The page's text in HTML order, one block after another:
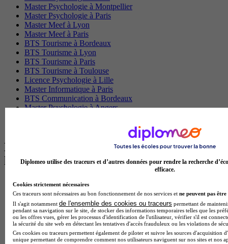
Master Psychologie à Montpellier
Master Psychologie à Paris
Master Meef à Lyon
Master Meef à Paris
BTS Tourisme à Bordeaux
BTS Tourisme à Lyon
BTS Tourisme à Paris
BTS Tourisme à Toulouse
Licence Psychologie à Lille
Master Informatique à Paris
BTS Communication à Bordeaux
Master Psychologie à Angers
Les intitulés de diplôme par alternance
les plus recherchés
BTS Esf en alternance
BTS Dietetique en alternance
BTS Mco en alternance
BTS Pi en alternance
BTS Sp3s en alternance
Master CCA en alternance
BTS Ndrc en alternance
Diplomeo utilise des traceurs et d’autres données pour rendre la recherche
efficace.
Cookies strictement nécessaires
Ces traceurs sont nécessaires au bon fonctionnement de nos services et ne peuvent pas être
Il s'agit notamment de l'ensemble des cookies ou traceurs permettant de
pendant sa navigation sur le site, de stocker des informations temporaires telles que les
ou les offres vues, gérer les processus d'identification de l'utilisateur, vérifier s'il est
la sécurité du site web en détectant les tentatives d'accès frauduleux ou les violations de
Ces cookies ou traceurs permettent également de piloter et suivre les sources d'acquisition
unique permettant de comprendre comment nos utilisateurs naviguent sur nos sites et nos